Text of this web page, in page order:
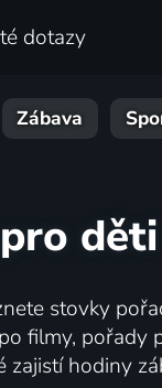
dotazy
Zábava
stovky
filmy,
hodiny